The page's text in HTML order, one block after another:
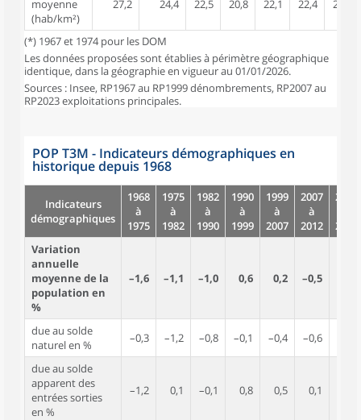
moyenne
(hab/km²)
27,2 24,4 22,5 20,8 22,1 22,4 21,8
(*) 1967 et 1974 pour les DOM
Les données proposées sont établies à périmètre géographique
identique, dans la géographie en vigueur au 01/01/2026.
Sources : Insee, RP1967 au RP1999 dénombrements, RP2007 au
RP2023 exploitations principales.
POP T3M - Indicateurs démographiques en
historique depuis 1968
Indicateurs
démographiques
1968
à
1975
1975
à
1982
1982
à
1990
1990
à
1999
1999
à
2007
2007
à
2012
2012
2017
Variation
annuelle
moyenne de la
population en
%
–1,6 –1,1 –1,0 0,6 0,2 –0,5
due au solde
naturel en %
–0,3 –1,2 –0,8 –0,1 –0,4 –0,6
due au solde
apparent des
entrées sorties
en %
–1,2 0,1 –0,1 0,8 0,5 0,1